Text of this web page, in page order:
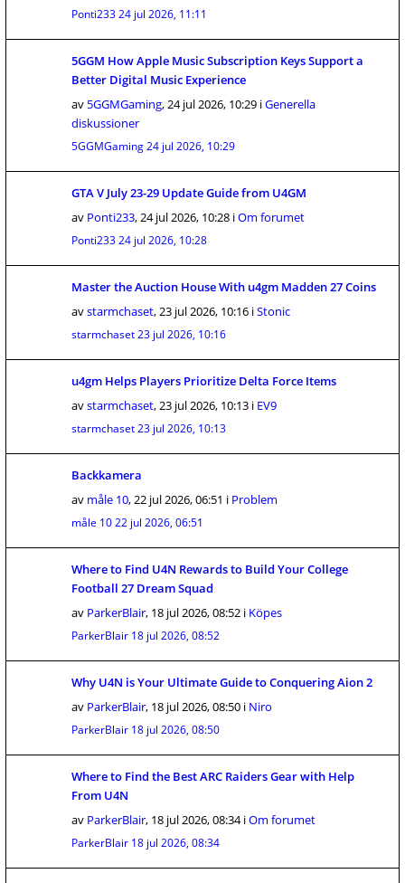
Ponti23324 jul 2026, 11:11
5GGM How Apple Music Subscription Keys Support a
Better Digital Music Experience
av 5GGMGaming,24 jul 2026, 10:29 iGenerella
diskussioner
5GGMGaming24 jul 2026, 10:29
GTA V July 23-29 Update Guide from U4GM
av Ponti233,24 jul 2026, 10:28 iOm forumet
Ponti23324 jul 2026, 10:28
Master the Auction House With u4gm Madden 27 Coins
avstarmchaset,23 jul 2026, 10:16 iStonic
starmchaset23 jul 2026, 10:16
u4gm Helps Players Prioritize Delta Force Items
avstarmchaset,23 jul 2026, 10:13 i EV9
starmchaset23 jul 2026, 10:13
Backkamera
av måle 10,22 jul 2026, 06:51 i Problem
måle 1022 jul 2026, 06:51
Where to Find U4N Rewards to Build Your College
Football 27 Dream Squad
av ParkerBlair, 18 jul 2026, 08:52 i Köpes
ParkerBlair 18 jul 2026, 08:52
Why U4N is Your Ultimate Guide to Conquering Aion 2
av ParkerBlair, 18 jul 2026, 08:50 i Niro
ParkerBlair 18 jul 2026, 08:50
Where to Find the Best ARC Raiders Gear with Help
From U4N
av ParkerBlair, 18 jul 2026, 08:34iOm forumet
ParkerBlair 18 jul 2026, 08:34